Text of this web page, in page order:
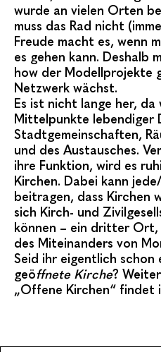
wurde an vielen Orten
muss das Rad nicht
Freude macht es, wenn
es gehen kann. Deshalb
how der Modellprojekte
Netzwerk wächst.
Es ist nicht lange her, da
Mittelpunkte lebendiger
Stadtgemeinschaften,
und des Austausches.
ihre Funktion, wird es
Kirchen. Dabei kann
beitragen, dass Kirchen
sich Kirch- und
können – ein dritter Ort,
des Miteinanders von
Seid ihr eigentlich schon
geöffnete Kirche?
„Offene Kirchen“ findet